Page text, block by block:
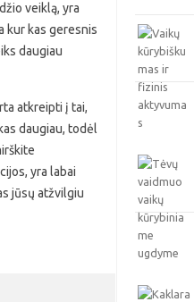
veiklą, yra
kur kas geresnis
daugiau
atkreipti į tai,
daugiau, todėl
yra labai
jūsų atžvilgiu